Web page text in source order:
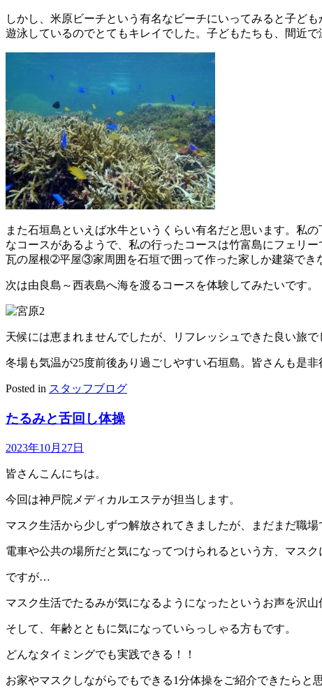
しかし、米原ビーチという有名なビーチにいってみると子ど
遊泳しているのでとてもキレイでした。子どもたちも、間近
また石垣島といえば水牛というくらい有名だと思います。私
なコースがあるようで、私の行ったコースは竹富島にフェリ
瓦の屋根➁平屋③家周囲を石垣で囲って作った家しか建築でき
次は由良島～西表島へ海を渡るコースを体験してみたいです。
天候には恵まれませんでしたが、リフレッシュできた良い旅で
冬場も気温が25度前後あり過ごしやすい石垣島。皆さんも是非
Posted in スタッフブログ
たるみと舌回し体操
2023年10月27日
皆さんこんにちは。
今回は神戸院メディカルエステが担当します。
マスク生活から少しずつ解放されてきましたが、まだまだ職場
電車や公共の場所だと気になってつけられるという方、マス
ですが…
マスク生活でたるみが気になるようになったというお声を沢山
そして、年齢とともに気になっていらっしゃる方もです。
どんなタイミングでも実践できる！！
お家やマスクしながらでもできる1分体操をご紹介できたらと思